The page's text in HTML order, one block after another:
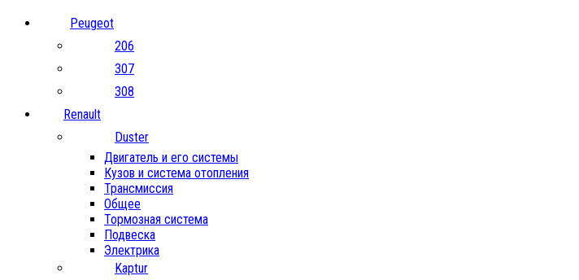
Peugeot
206
307
308
Renault
Duster
Двигатель и его системы
Кузов и система отопления
Трансмиссия
Общее
Тормозная система
Подвеска
Электрика
Kaptur